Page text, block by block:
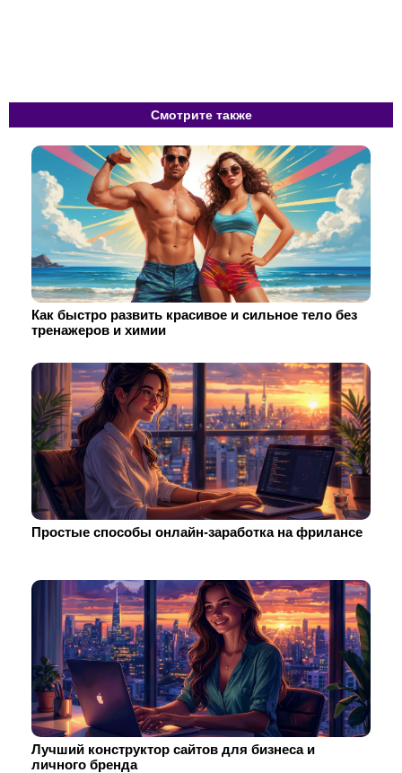
Смотрите также
Как быстро развить красивое и сильное тело без
тренажеров и химии
Простые способы онлайн-заработка на фрилансе
Лучший конструктор сайтов для бизнеса и
личного бренда